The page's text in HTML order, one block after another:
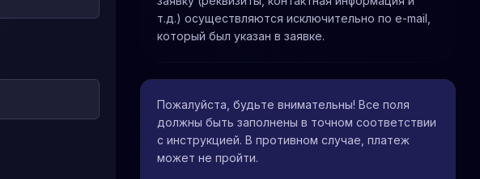
т.д.) осуществляются исключительно по e-mail,
который был указан в заявке.
Пожалуйста, будьте внимательны! Все поля
должны быть заполнены в точном соответствии
с инструкцией. В противном случае, платеж
может не пройти.